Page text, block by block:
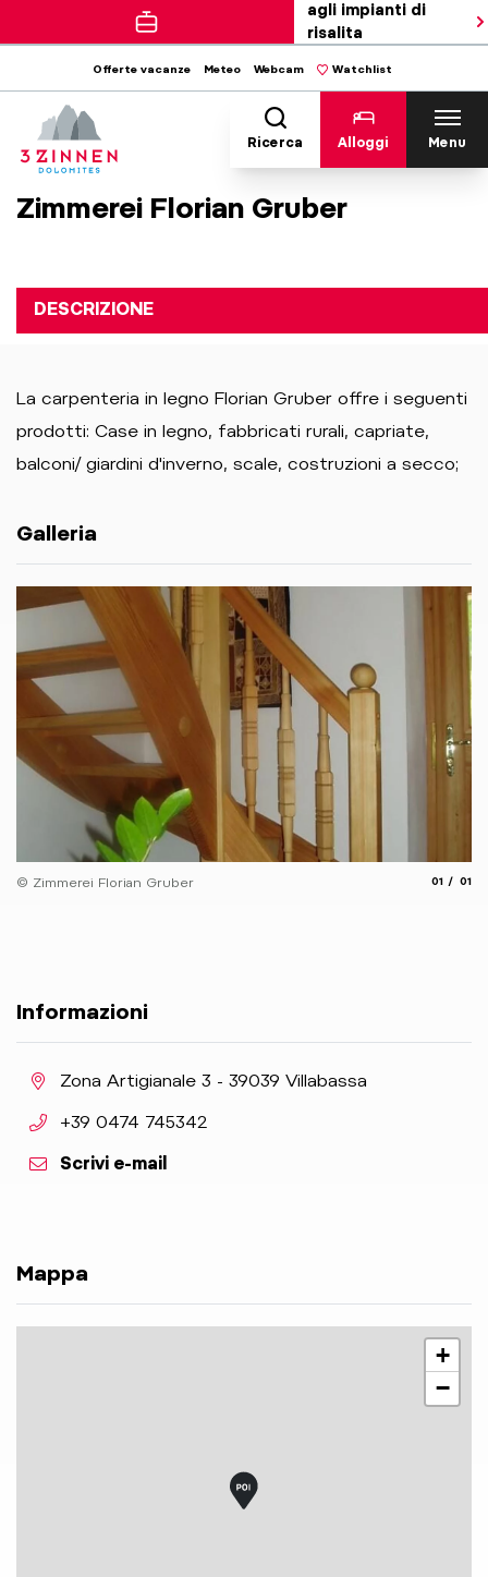
agli impianti di
risalita
Offerte vacanze Meteo Webcam Watchlist
Ricerca Alloggi Menu
Zimmerei Florian Gruber
DESCRIZIONE
La carpenteria in legno Florian Gruber offre i seguenti
prodotti: Case in legno, fabbricati rurali, capriate,
balconi/ giardini d'inverno, scale, costruzioni a secco;
Galleria
© Zimmerei Florian Gruber 01 01
Informazioni
aria.location:
Zona Artigianale 3 - 39039 Villabassa
aria.phone:
+39 0474 745342
Scrivi e-mail
Mappa
+
−